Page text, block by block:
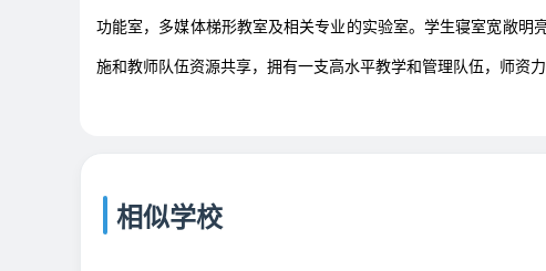
功能室，多媒体梯形教室及相关专业的实验室。学生寝室宽敞
施和教师队伍资源共享，拥有一支高水平教学和管理队伍，师资力
相似学校